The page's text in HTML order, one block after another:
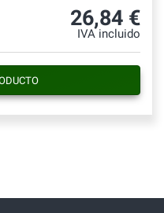
26,84 €
IVA incluido